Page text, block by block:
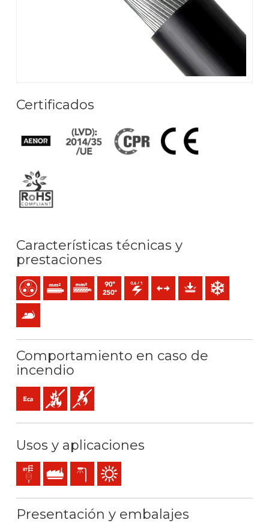
Certificados
Características técnicas y
prestaciones
MultipolarConductor de un alambre (clase 1) mm2
Conductor rígido cableado (clase 2) mm2
Temperatura máx. servicio: 90ºC / 250ºC
0,6/1 (1,2) kV C.AEsfuerzos de tracción
Protección mecánica
Resistencia al
Anti-roedores
Comportamiento en caso de
incendio
Eca (reacción al fuego)
No propagador de incendio
No propagador de la llama
Usos y aplicaciones
Líneas de distribución y acometidas
Uso industrialAlumbrado exterior
Uso exterior
Presentación y embalajes